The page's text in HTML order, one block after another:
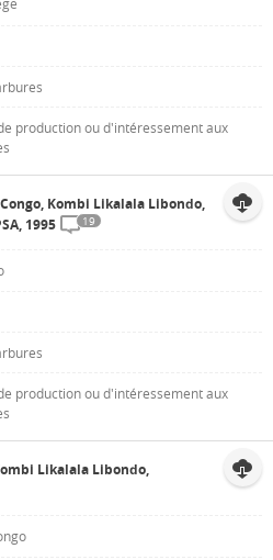
production ou d'intéressement aux
Kombi Likalala Libondo,
1995
19
production ou d'intéressement aux
Likalala Libondo,